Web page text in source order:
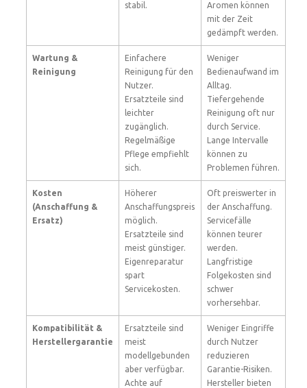
stabil.
Aromen können
mit der Zeit
gedämpft werden.
Wartung &
Reinigung
Einfachere
Reinigung für den
Nutzer.
Ersatzteile sind
leichter
zugänglich.
Regelmäßige
Pflege empfiehlt
sich.
Weniger
Bedienaufwand im
Alltag.
Tiefergehende
Reinigung oft nur
durch Service.
Lange Intervalle
können zu
Problemen führen.
Kosten
(Anschaffung &
Ersatz)
Höherer
Anschaffungspreis
möglich.
Ersatzteile sind
meist günstiger.
Eigenreparatur
spart
Servicekosten.
Oft preiswerter in
der Anschaffung.
Servicefälle
können teurer
werden.
Langfristige
Folgekosten sind
schwer
vorhersehbar.
Kompatibilität &
Herstellergarantie
Ersatzteile sind
meist
modellgebunden
aber verfügbar.
Achte auf
Weniger Eingriffe
durch Nutzer
reduzieren
Garantie-Risiken.
Hersteller bieten